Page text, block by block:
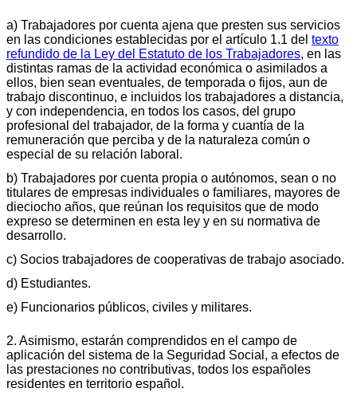
a) Trabajadores por cuenta ajena que presten sus servicios
en las condiciones establecidas por el artículo 1.1 del texto
refundido de la Ley del Estatuto de los Trabajadores, en las
distintas ramas de la actividad económica o asimilados a
ellos, bien sean eventuales, de temporada o fijos, aun de
trabajo discontinuo, e incluidos los trabajadores a distancia,
y con independencia, en todos los casos, del grupo
profesional del trabajador, de la forma y cuantía de la
remuneración que perciba y de la naturaleza común o
especial de su relación laboral.
b) Trabajadores por cuenta propia o autónomos, sean o no
titulares de empresas individuales o familiares, mayores de
dieciocho años, que reúnan los requisitos que de modo
expreso se determinen en esta ley y en su normativa de
desarrollo.
c) Socios trabajadores de cooperativas de trabajo asociado.
d) Estudiantes.
e) Funcionarios públicos, civiles y militares.
2. Asimismo, estarán comprendidos en el campo de
aplicación del sistema de la Seguridad Social, a efectos de
las prestaciones no contributivas, todos los españoles
residentes en territorio español.